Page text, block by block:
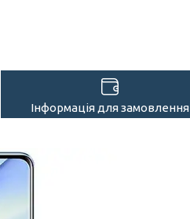
Інформація для замовлення